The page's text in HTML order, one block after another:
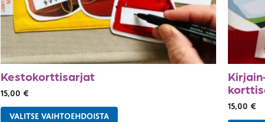
Kestokorttisarjat
15,00 €
VALITSE VAIHTOEHDOISTA
15,00€